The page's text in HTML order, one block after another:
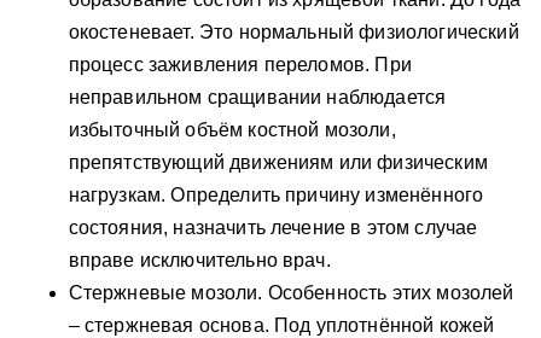
окостеневает. Это нормальный физиологический
процесс заживления переломов. При
неправильном сращивании наблюдается
избыточный объём костной мозоли,
препятствующий движениям или физическим
нагрузкам. Определить причину изменённого
состояния, назначить лечение в этом случае
вправе исключительно врач.
Стержневые мозоли. Особенность этих мозолей
– стержневая основа. Под уплотнённой кожей